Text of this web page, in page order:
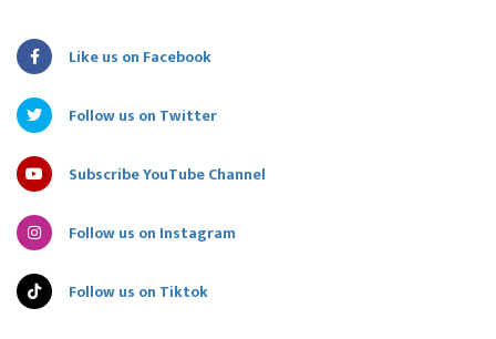
Like us on Facebook
Follow us on Twitter
Subscribe YouTube Channel
Follow us on Instagram
Follow us on Tiktok